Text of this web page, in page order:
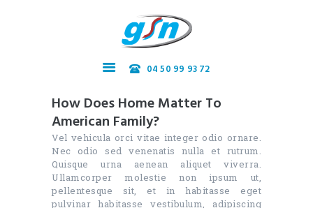
04 50 99 93 72
Nos services
Recrutement
Contact
How Does Home Matter To
American Family?
Vel vehicula orci vitae integer odio ornare.
Nec odio sed venenatis nulla et rutrum.
Quisque urna aenean aliquet viverra.
Ullamcorper molestie non ipsum ut,
pellentesque sit, et in habitasse eget
pulvinar habitasse vestibulum, adipiscing